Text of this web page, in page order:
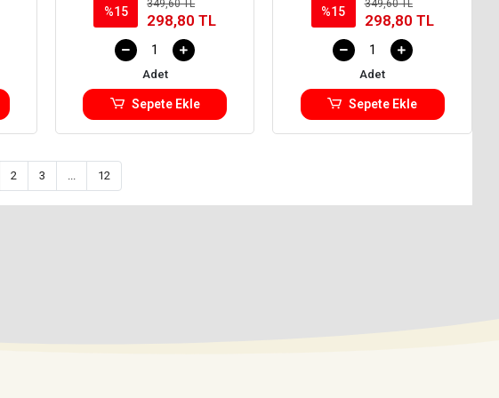
%15
349,60 TL
298,80 TL
Adet
Sepete Ekle
%15
349,60 TL
298,80 TL
Adet
Sepete Ekle
2 3 12